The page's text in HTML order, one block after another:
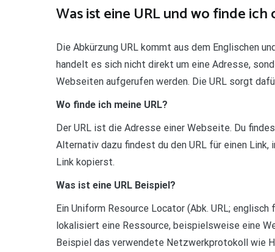
Was ist eine URL und wo finde ich
Die Abkürzung URL kommt aus dem Englischen
handelt es sich nicht direkt um eine Adresse,
Webseiten aufgerufen werden. Die URL sorgt
Wo finde ich meine URL?
Der URL ist die Adresse einer Webseite. Du
Alternativ dazu findest du den URL für einen
Link kopierst.
Was ist eine URL Beispiel?
Ein Uniform Resource Locator (Abk. URL;
lokalisiert eine Ressource, beispielsweise eine
Beispiel das verwendete Netzwerkprotokoll wie